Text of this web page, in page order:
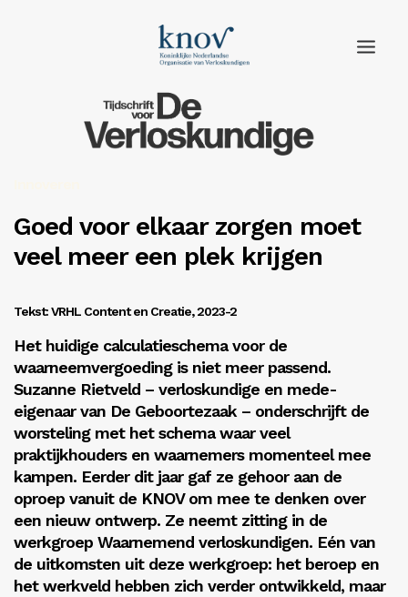
Adverteren
Contact
Inloggen
Goed voor elkaar zorgen moet
veel meer een plek krijgen
Tekst: VRHL Content en Creatie, 2023-2
Het huidige calculatieschema voor de
waarneemvergoeding is niet meer passend.
Suzanne Rietveld – verloskundige en mede-
eigenaar van De Geboortezaak – onderschrijft de
worsteling met het schema waar veel
praktijkhouders en waarnemers momenteel mee
kampen. Eerder dit jaar gaf ze gehoor aan de
oproep vanuit de KNOV om mee te denken over
een nieuw ontwerp. Ze neemt zitting in de
werkgroep Waarnemend verloskundigen. Eén van
de uitkomsten uit deze werkgroep: het beroep en
het werkveld hebben zich verder ontwikkeld, maar